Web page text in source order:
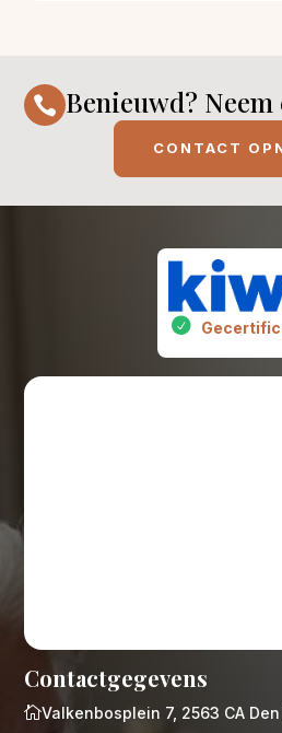
 Benieuwd? Neem
CONTACT
Contactgegevens
Valkenbosplein 7, 2563 CA